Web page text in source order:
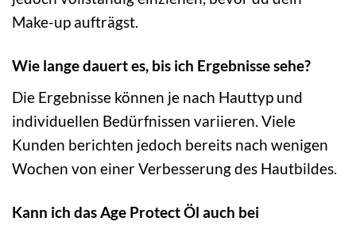
Make-up aufträgst.
Wie lange dauert es, bis ich Ergebnisse sehe?
Die Ergebnisse können je nach Hauttyp und
individuellen Bedürfnissen variieren. Viele
Kunden berichten jedoch bereits nach wenigen
Wochen von einer Verbesserung des Hautbildes.
Kann ich das Age Protect Öl auch bei